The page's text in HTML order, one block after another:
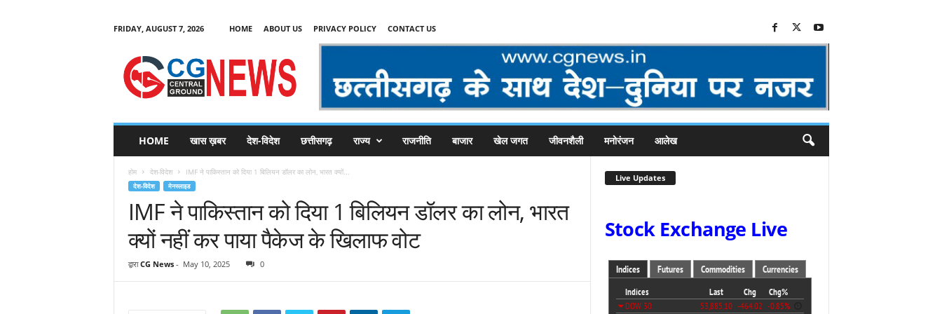
FRIDAY, AUGUST 7, 2026 HOME ABOUT US PRIVACY POLICY CONTACT US
C
HOME खास ख़बर देश-विदेश छत्तीसगढ़ राज्य राजनीति बाजार खेल जगत जीवनशैली मनोरंजन आलेख
होम देश-विदेश IMF ने पाकिस्तान को दिया 1 बिलियन डॉलर का लोन, भारत क्यों...
देश-विदेश मेनस्लाइड
IMF ने पाकिस्तान को दिया 1 बिलियन डॉलर का लोन, भारत
क्यों नहीं कर पाया पैकेज के खिलाफ वोट
द्वारा CG News- May 10, 2025 0
Live Updates
Stock Exchange Live